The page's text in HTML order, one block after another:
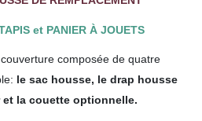
et PANIER À JOUETS
composée de quatre
le sac housse, le drap housse
et la couette optionnelle.